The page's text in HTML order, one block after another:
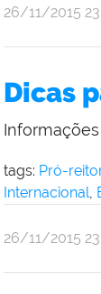
por
Reitoria
publicado
26/11/2015
Dicas
tags: Pró-
Internacional,
por
publicado
26/11/2015